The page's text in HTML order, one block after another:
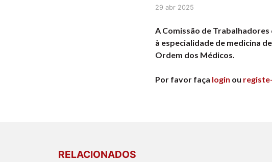
29 abr 2025
A Comissão de
à especialidade de medicina
Ordem dos Médicos.
Por favor faça login ou
RELACIONADOS